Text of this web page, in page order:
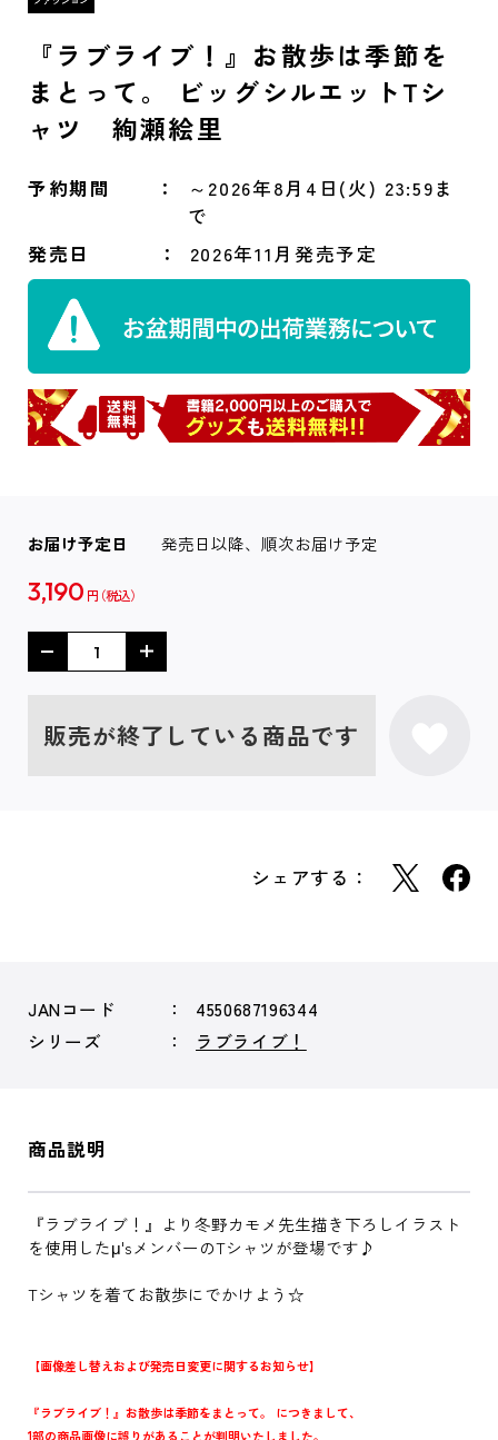
『ラブライブ！』お散歩は季節を
まとって。 ビッグシルエットTシ
ャツ 絢瀬絵里
予約期間
～2026年8月4日(火) 23:59ま
で
発売日
2026年11月発売予定
お届け予定日 発売日以降、順次お届け予定
3,190 円
販売が終了している商品です
シェアする：
JANコード
4550687196344
シリーズ
ラブライブ！
商品説明
『ラブライブ！』より冬野カモメ先生描き下ろしイラスト
を使用したμ'sメンバーのTシャツが登場です♪
Tシャツを着てお散歩にでかけよう☆
【画像差し替えおよび発売日変更に関するお知らせ】
『ラブライブ！』お散歩は季節をまとって。 につきまして、
1部の商品画像に誤りがあることが判明いたしました。